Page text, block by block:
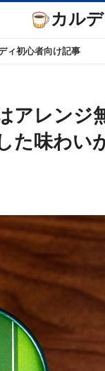
カル
ィ初心者向け記事
アレンジ
た味わい